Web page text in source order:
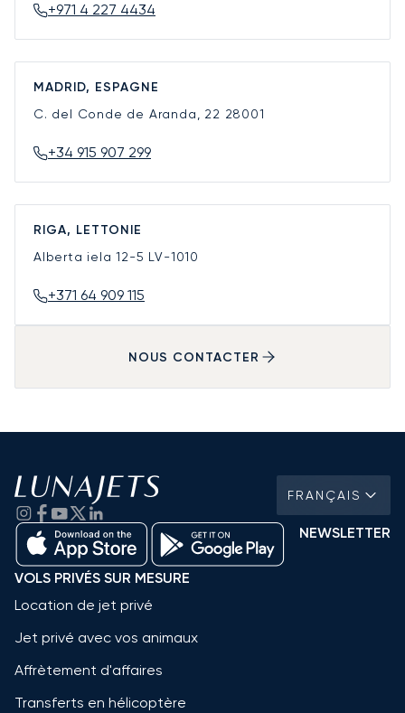
+971 4 227 4434
MADRID, ESPAGNE
C. del Conde de Aranda, 22 28001
+34 915 907 299
RIGA, LETTONIE
Alberta iela 12-5 LV-1010
+371 64 909 115
NOUS CONTACTER
FRANÇAIS
NEWSLETTER
VOLS PRIVÉS SUR MESURE
Location de jet privé
Jet privé avec vos animaux
Affrètement d'affaires
Transferts en hélicoptère